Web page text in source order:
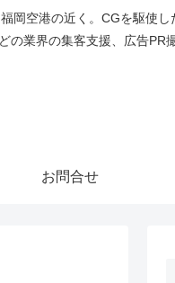
空港の近く。CGを駆使
業界の集客支援、広告PR
お問合せ